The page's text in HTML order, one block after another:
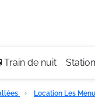
de nuit
Location Les